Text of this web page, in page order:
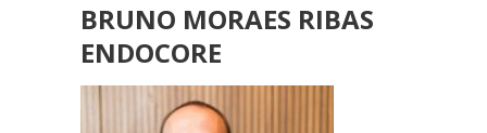
BRUNO MORAES RIBAS
ENDOCORE